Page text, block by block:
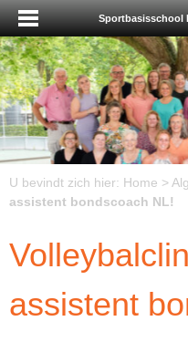
Sportbasisschool
U bevindt zich hier: Home >
assistent bondscoach NL!
assistent